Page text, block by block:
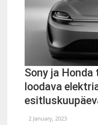
Sony ja
loodava
2 January, 2023